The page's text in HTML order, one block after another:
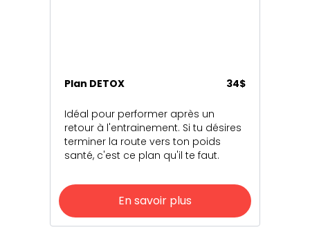
Plan DETOX 34$
Idéal pour performer après un
retour à l'entrainement. Si tu désires
terminer la route vers ton poids
santé, c'est ce plan qu'il te faut.
En savoir plus